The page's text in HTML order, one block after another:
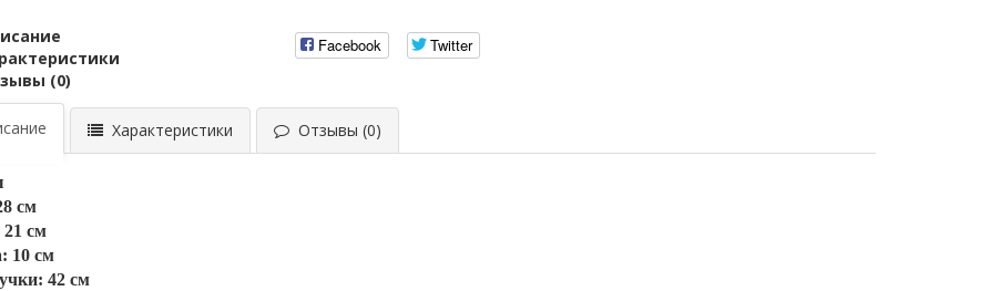
(0)
Facebook Twitter
Характеристики Отзывы (0)
см
см
10 см
42 см